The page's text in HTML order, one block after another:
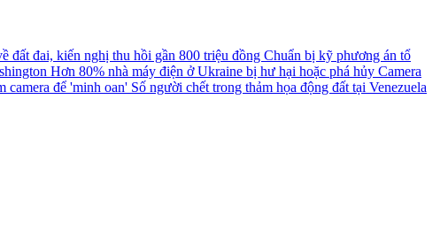
đất đai, kiến nghị thu hồi gần 800 triệu đồng Chuẩn bị kỹ phương án tổ
Hơn 80% nhà máy điện ở Ukraine bị hư hại hoặc phá hủy Camera
camera để 'minh oan' Số người chết trong thảm họa động đất tại Venezuela